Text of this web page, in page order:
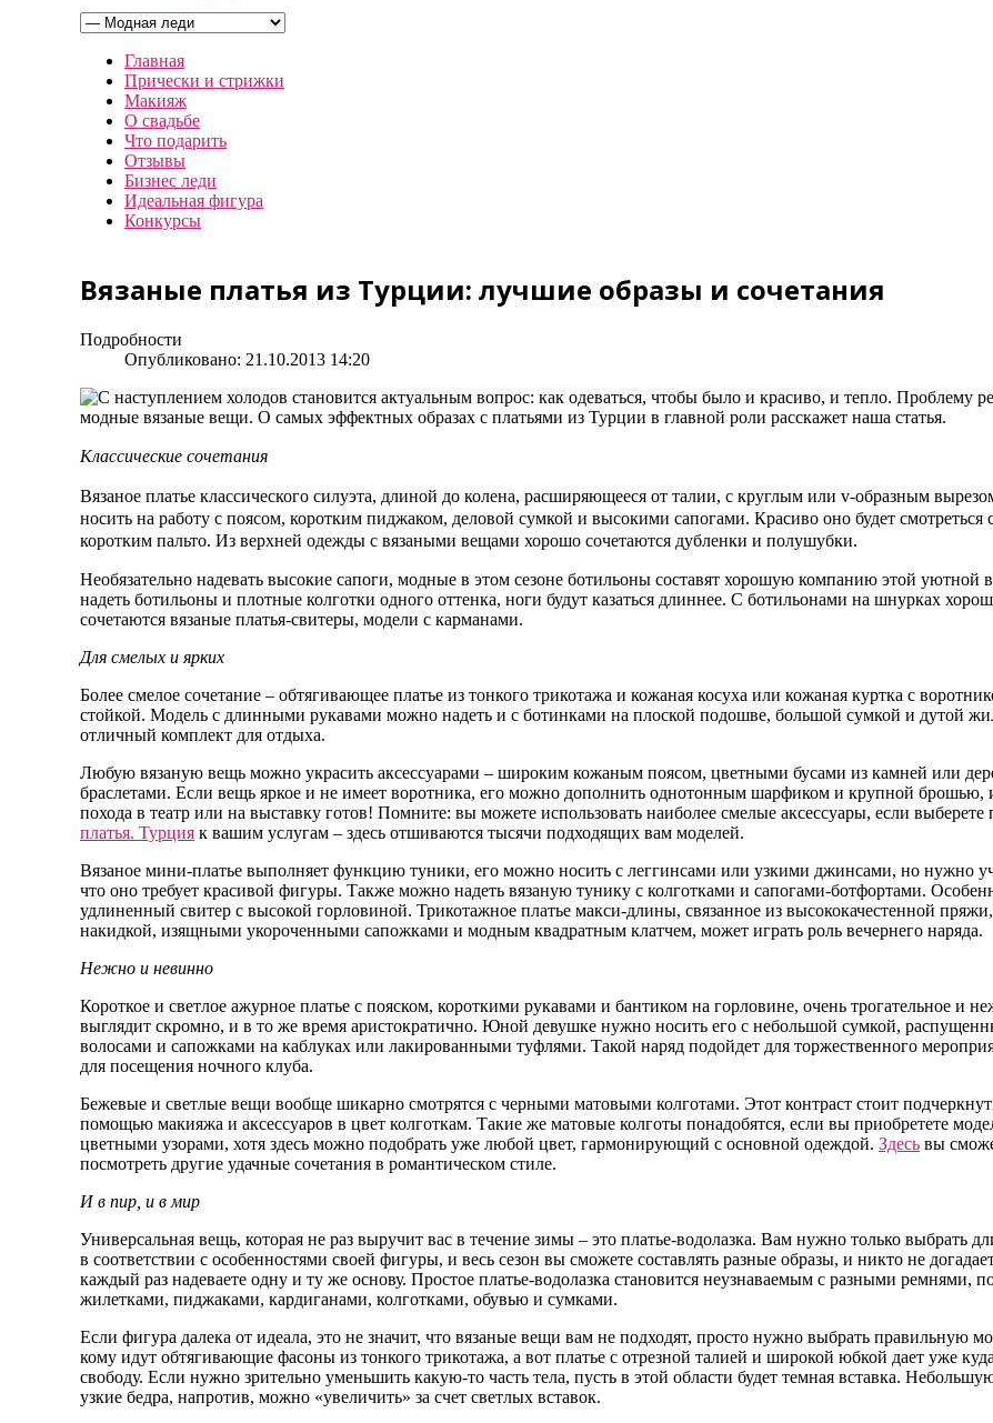
Главная
Прически и стрижки
Макияж
О свадьбе
Что подарить
Отзывы
Бизнес леди
Идеальная фигура
Конкурсы
Вязаные платья из Турции: лучшие образы и сочетания
Подробности
Опубликовано: 21.10.2013 14:20
С наступлением холодов становится актуальным вопрос: как одеваться, чтобы было и красиво, и тепло. Проблему
модные вязаные вещи. О самых эффектных образах с платьями из Турции в главной роли расскажет наша статья.
Классические сочетания
Вязаное платье классического силуэта, длиной до колена, расширяющееся от талии, с круглым или v-образным
носить на работу с поясом, коротким пиджаком, деловой сумкой и высокими сапогами. Красиво оно будет смотреться
коротким пальто. Из верхней одежды с вязаными вещами хорошо сочетаются дубленки и полушубки.
Необязательно надевать высокие сапоги, модные в этом сезоне ботильоны составят хорошую компанию этой уютной
надеть ботильоны и плотные колготки одного оттенка, ноги будут казаться длиннее. С ботильонами на шнурках
сочетаются вязаные платья-свитеры, модели с карманами.
Для смелых и ярких
Более смелое сочетание – обтягивающее платье из тонкого трикотажа и кожаная косуха или кожаная куртка с
стойкой. Модель с длинными рукавами можно надеть и с ботинками на плоской подошве, большой сумкой и дутой
отличный комплект для отдыха.
Любую вязаную вещь можно украсить аксессуарами – широким кожаным поясом, цветными бусами из камней или
браслетами. Если вещь яркое и не имеет воротника, его можно дополнить однотонным шарфиком и крупной брошью,
похода в театр или на выставку готов! Помните: вы можете использовать наиболее смелые аксессуары, если выберете
платья. Турция к вашим услугам – здесь отшиваются тысячи подходящих вам моделей.
Вязаное мини-платье выполняет функцию туники, его можно носить с леггинсами или узкими джинсами, но нужно
что оно требует красивой фигуры. Также можно надеть вязаную тунику с колготками и сапогами-ботфортами.
удлиненный свитер с высокой горловиной. Трикотажное платье макси-длины, связанное из высококачестенной
накидкой, изящными укороченными сапожками и модным квадратным клатчем, может играть роль вечернего наряда.
Нежно и невинно
Короткое и светлое ажурное платье с пояском, короткими рукавами и бантиком на горловине, очень трогательное и
выглядит скромно, и в то же время аристократично. Юной девушке нужно носить его с небольшой сумкой,
волосами и сапожками на каблуках или лакированными туфлями. Такой наряд подойдет для торжественного
для посещения ночного клуба.
Бежевые и светлые вещи вообще шикарно смотрятся с черными матовыми колготами. Этот контраст стоит
помощью макияжа и аксессуаров в цвет колготкам. Такие же матовые колготы понадобятся, если вы приобретете
цветными узорами, хотя здесь можно подобрать уже любой цвет, гармонирующий с основной одеждой. Здесь вы
посмотреть другие удачные сочетания в романтическом стиле.
И в пир, и в мир
Универсальная вещь, которая не раз выручит вас в течение зимы – это платье-водолазка. Вам нужно только выбрать
в соответствии с особенностями своей фигуры, и весь сезон вы сможете составлять разные образы, и никто не
каждый раз надеваете одну и ту же основу. Простое платье-водолазка становится неузнаваемым с разными ремнями,
жилетками, пиджаками, кардиганами, колготками, обувью и сумками.
Если фигура далека от идеала, это не значит, что вязаные вещи вам не подходят, просто нужно выбрать правильную
кому идут обтягивающие фасоны из тонкого трикотажа, а вот платье с отрезной талией и широкой юбкой дает уже
свободу. Если нужно зрительно уменьшить какую-то часть тела, пусть в этой области будет темная вставка.
узкие бедра, напротив, можно «увеличить» за счет светлых вставок.